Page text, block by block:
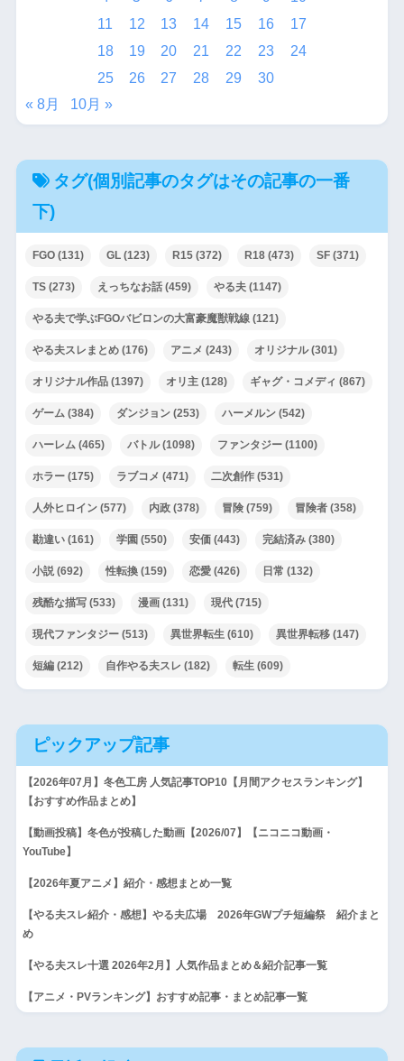
11
12 13 14 15 16
17
18
19 20 21 22 23
24
25
26 27 28 29
30
« 8月
10月 »
タグ(個別記事のタグはその記事の一番
下)
FGO(131) GL(123) R15(372) R18(473) SF(371)
TS(273) えっちなお話(459) やる夫(1147)
やる夫で学ぶFGOバビロンの大富豪魔獣戦線(121)
やる夫スレまとめ(176) アニメ (243) オリジナル(301)
オリジナル作品(1397) オリ主(128) ギャグ・コメディ (867)
ゲーム(384) ダンジョン(253) ハーメルン(542)
ハーレム(465) バトル(1098) ファンタジー(1100)
ホラー(175) ラブコメ (471) 二次創作(531)
人外ヒロイン(577) 内政(378) 冒険(759) 冒険者(358)
勘違い(161) 学園 (550) 安価(443) 完結済み(380)
小説(692) 性転換(159) 恋愛(426) 日常 (132)
残酷な描写(533) 漫画(131) 現代(715)
現代ファンタジー(513) 異世界転生(610) 異世界転移(147)
短編(212) 自作やる夫スレ (182) 転生(609)
ピックアップ記事
【2026年07月】冬色工房 人気記事TOP10【月間アクセスランキング】
【おすすめ作品まとめ】
【動画投稿】冬色が投稿した動画【2026/07】【ニコニコ動画・
YouTube】
【2026年夏アニメ】紹介・感想まとめ一覧
【やる夫スレ紹介・感想】やる夫広場 2026年GWプチ短編祭 紹介まと
め
【やる夫スレ十選 2026年2月】人気作品まとめ＆紹介記事一覧
【アニメ・PVランキング】おすすめ記事・まとめ記事一覧